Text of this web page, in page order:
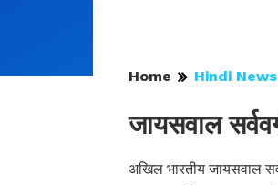
Home Hindi News
जायसवाल
अखिल भारतीय जायसवाल